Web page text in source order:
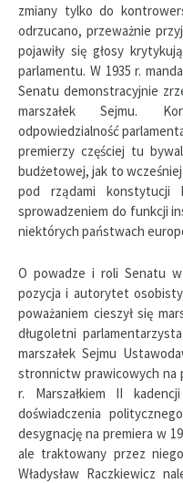
zmiany tylko do
odrzucano, przeważnie
pojawiły się głosy
parlamentu. W 1935 r.
Senatu demonstracyjnie
marszałek Sejmu.
odpowiedzialność
premierzy częściej tu
budżetowej, jak to
pod rządami konstytucji
sprowadzeniem do funkcji
niektórych państwach
O powadze i roli Senatu
pozycja i autorytet
poważaniem cieszył się
długoletni
marszałek Sejmu
stronnictw prawicowych na
r. Marszałkiem II
doświadczenia
desygnację na premiera w
ale traktowany przez
Władysław Raczkiewicz